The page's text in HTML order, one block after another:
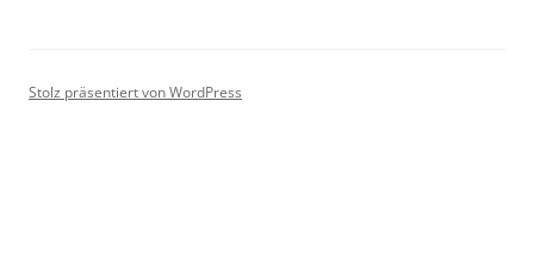
Stolz präsentiert von WordPress